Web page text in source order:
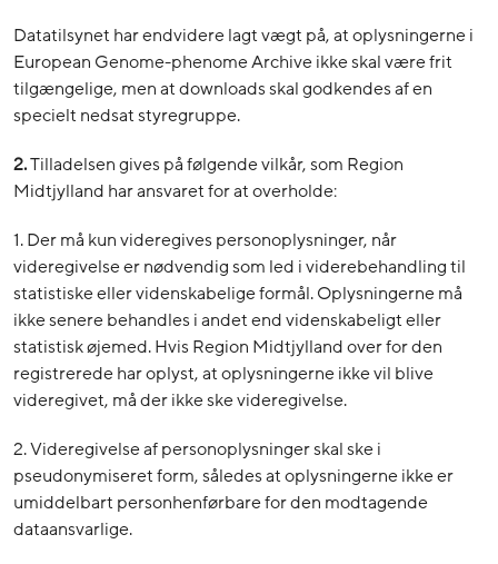
Datatilsynet har endvidere lagt vægt på, at oplysningerne i
European Genome-phenome Archive ikke skal være frit
tilgængelige, men at downloads skal godkendes af en
specielt nedsat styregruppe.
2.Tilladelsen gives på følgende vilkår, som Region
Midtjylland har ansvaret for at overholde:
1. Der må kun videregives personoplysninger, når
videregivelse er nødvendig som led i viderebehandling til
statistiske eller videnskabelige formål. Oplysningerne må
ikke senere behandles i andet end videnskabeligt eller
statistisk øjemed. Hvis Region Midtjylland over for den
registrerede har oplyst, at oplysningerne ikke vil blive
videregivet, må der ikke ske videregivelse.
2. Videregivelse af personoplysninger skal ske i
pseudonymiseret form, således at oplysningerne ikke er
umiddelbart personhenførbare for den modtagende
dataansvarlige.